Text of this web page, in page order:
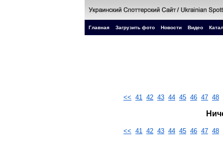
Главная Загрузить фото Новости Видео
<< 41 42 43 44 45 46 47 48
<< 41 42 43 44 45 46 47 48